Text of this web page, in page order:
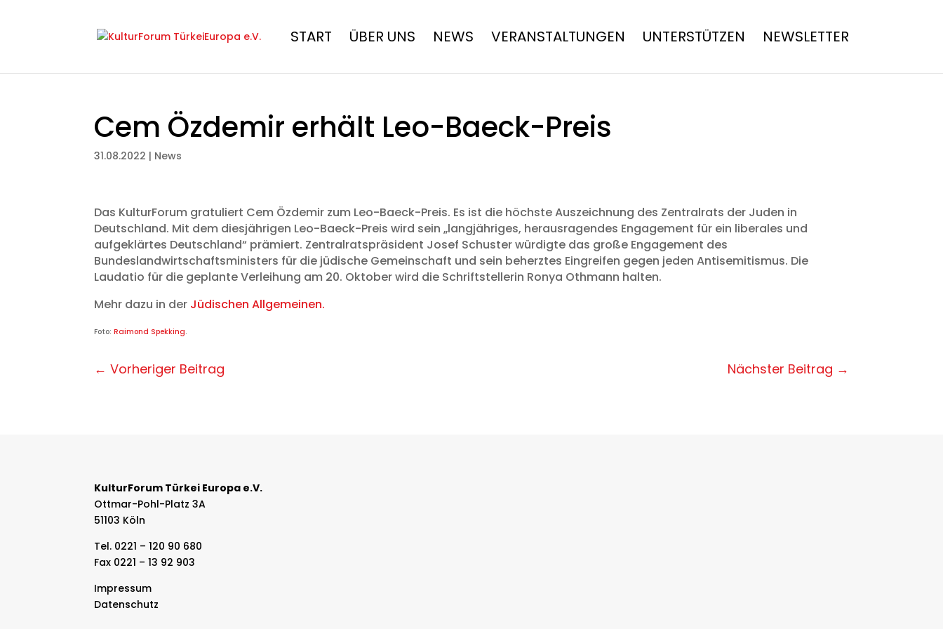
START ÜBER UNS NEWS VERANSTALTUNGEN UNTERSTÜTZEN NEWSLETTER
Cem Özdemir erhält Leo-Baeck-Preis
31.08.2022 | News
Das KulturForum gratuliert Cem Özdemir zum Leo-Baeck-Preis. Es ist die höchste Auszeichnung des Zentralrats der Juden in
Deutschland. Mit dem diesjährigen Leo-Baeck-Preis wird sein „langjähriges, herausragendes Engagement für ein liberales und
aufgeklärtes Deutschland“ prämiert. Zentralratspräsident Josef Schuster würdigte das große Engagement des
Bundeslandwirtschaftsministers für die jüdische Gemeinschaft und sein beherztes Eingreifen gegen jeden Antisemitismus. Die
Laudatio für die geplante Verleihung am 20. Oktober wird die Schriftstellerin Ronya Othmann halten.
Mehr dazu in der Jüdischen Allgemeinen.
Foto:Raimond Spekking.
←Vorheriger Beitrag Nächster Beitrag →
KulturForum Türkei Europa e.V.
Ottmar-Pohl-Platz 3A
51103 Köln
Tel. 0221 – 120 90 680
Fax 0221 – 13 92 903
Impressum
Datenschutz